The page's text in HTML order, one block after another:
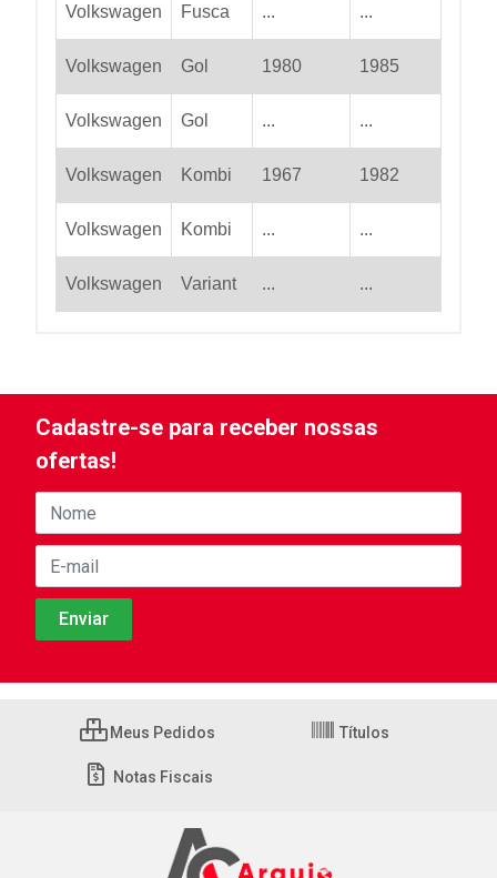
Volkswagen Fusca ... ...
Volkswagen Gol 1980 1985
Volkswagen Gol ... ...
Volkswagen Kombi 1967 1982
Volkswagen Kombi ... ...
Volkswagen Variant ... ...
Cadastre-se para receber nossas
ofertas!
Meus Pedidos Títulos
Notas Fiscais